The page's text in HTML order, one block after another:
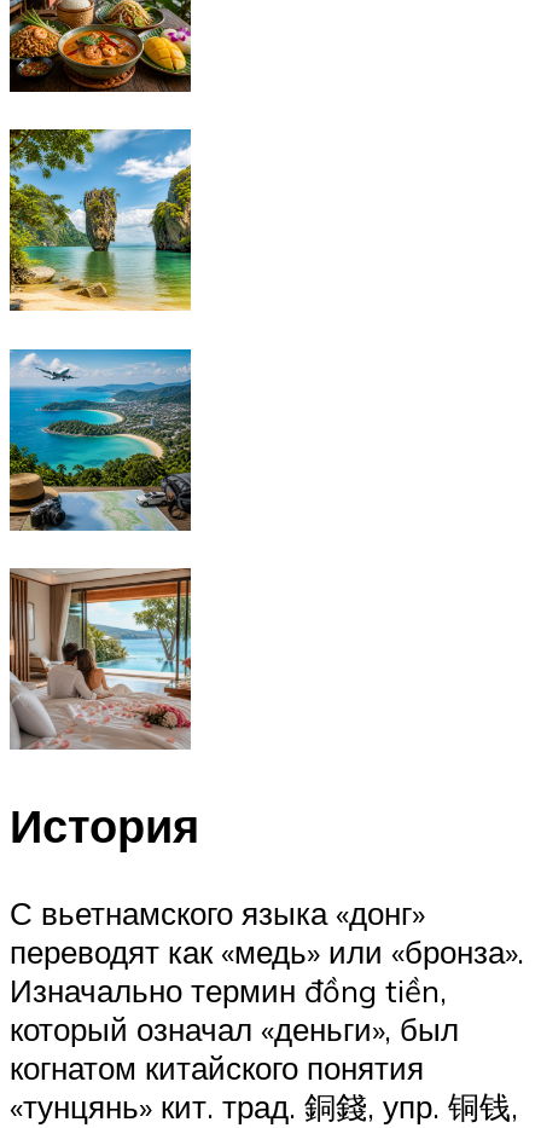
История
С вьетнамского языка «донг»
переводят как «медь» или «бронза».
Изначально термин đồng tiền,
который означал «деньги», был
когнатом китайского понятия
«тунцянь» кит. трад. 銅錢, упр. 铜钱,